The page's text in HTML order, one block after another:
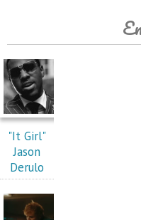
"It Girl"
Jason
Derulo